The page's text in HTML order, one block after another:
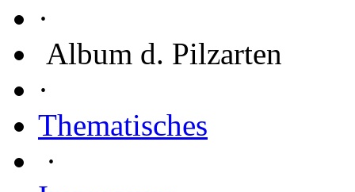
·
Album d. Pilzarten
·
Thematisches
·